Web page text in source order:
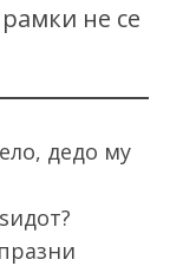
не се
дедо му